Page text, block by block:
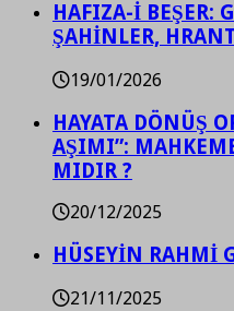
HAFIZA-İ BEŞER:
ŞAHİNLER,
19/01/2026
HAYATA DÖNÜŞ
AŞIMI”:
MIDIR ?
20/12/2025
HÜSEYİN RAHMİ
21/11/2025